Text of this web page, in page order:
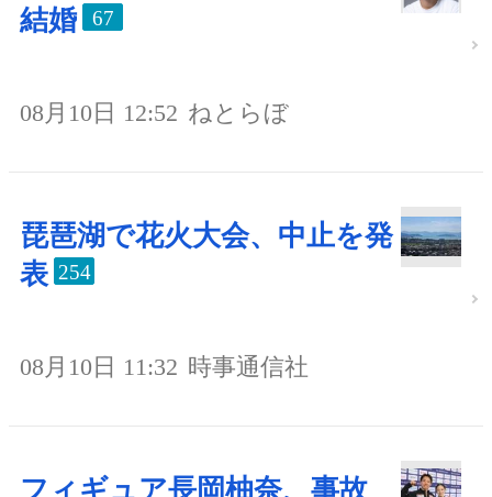
結婚
67
08月10日 12:52 ねとらぼ
琵琶湖で花火大会、中止を発
表 254
08月10日 11:32 時事通信社
フィギュア長岡柚奈、事故